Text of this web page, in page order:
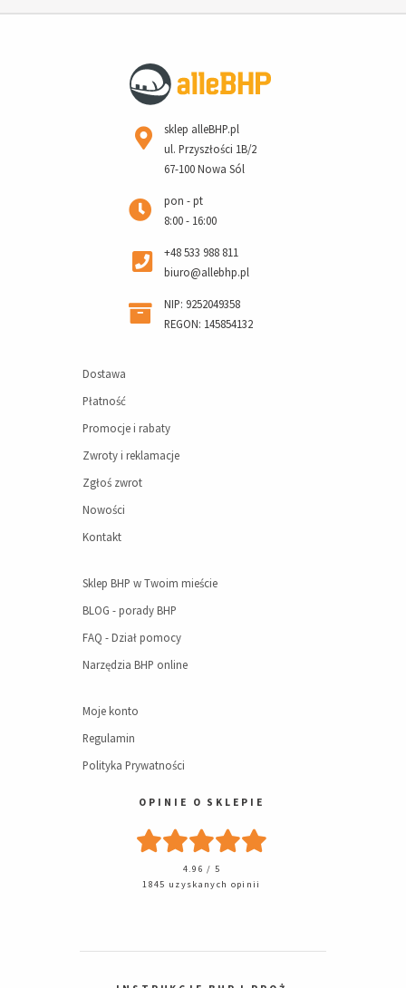
sklep alleBHP.pl
ul. Przyszłości 1B/2
67-100 Nowa Sól
pon - pt
8:00 - 16:00
+48 533 988 811
biuro@allebhp.pl
NIP: 9252049358
REGON: 145854132
Dostawa
Płatność
Promocje i rabaty
Zwroty i reklamacje
Zgłoś zwrot
Nowości
Kontakt
Sklep BHP w Twoim mieście
BLOG - porady BHP
FAQ - Dział pomocy
Narzędzia BHP online
Moje konto
Regulamin
Polityka Prywatności
OPINIE O SKLEPIE
4.96 / 5
1845 uzyskanych opinii